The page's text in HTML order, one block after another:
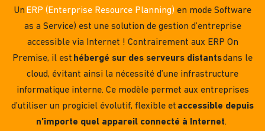
Un ERP (Enterprise Resource Planning) en mode Software
as a Service) est une solution de gestion d’entreprise
accessible via Internet ! Contrairement aux ERP On
Premise, il est hébergé sur des serveurs distantsdans le
cloud, évitant ainsi la nécessité d’une infrastructure
informatique interne. Ce modèle permet aux entreprises
d’utiliser un progiciel évolutif, flexible et accessible depuis
n’importe quel appareil connecté à Internet.